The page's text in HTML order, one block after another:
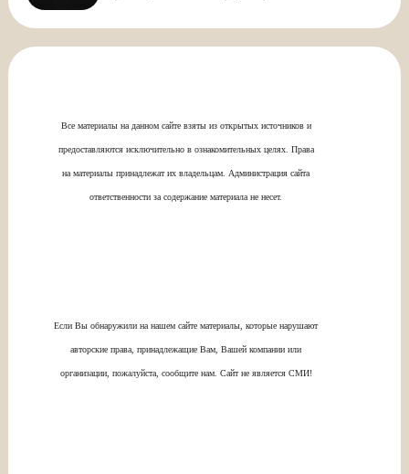
Все материалы на данном сайте взяты из открытых источников и
предоставляются исключительно в ознакомительных целях. Права
на материалы принадлежат их владельцам. Администрация сайта
ответственности за содержание материала не несет.
Если Вы обнаружили на нашем сайте материалы, которые нарушают
авторские права, принадлежащие Вам, Вашей компании или
организации, пожалуйста, сообщите нам. Сайт не является СМИ!